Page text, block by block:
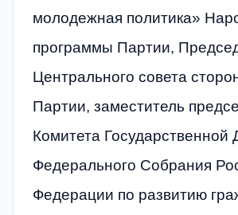
молодежная политика»
программы Партии,
Центрального совета
Партии, заместитель
Комитета Государственной
Федерального Собрания
Федерации по развитию